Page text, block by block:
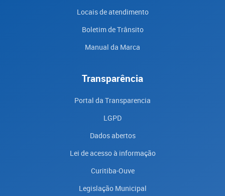
Locais de atendimento
Boletim de Trânsito
Manual da Marca
Transparência
Portal da Transparencia
LGPD
Dados abertos
Lei de acesso à informação
Curitiba-Ouve
Legislação Municipal